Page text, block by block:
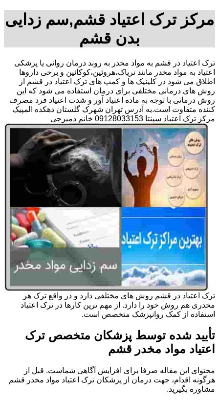
مرکز ترک اعتیاد قشم,سم زدایی
بدن قشم
ترک اعتیاد در قشم به مواد مخدر به روند درمان روانی یا پزشکی
اعتیاد به مواد مخدر مانند تریاک،هروئین،کوکائین و برخی داروها
اطلاق می شود در کلینیک ها و کمپ های ترک اعتیاد در قشم از
روش های درمانی مختلفی برای درمان استفاده می شود که این
روش درمانی با توجه به ماده اعتیاد آور و شدت اعتیاد فرد مصرف
کننده متفاوت است.به آدرس تهران شهرک گلستان دهکده المپیک
مرکز ترک اعتیاد سپنتا 09128033153 خانم دمیرچی
ترک اعتیاد در قشم روش های مختلفی دارد و در واقع ترک هر
مخدری هم روش خود را دارد. از مهم ترین کارها در ترک اعتیاد
استفاده از کمک روانپزشک متخصص است.
تأیید شده توسط پزشکان متخصص ترک
اعتیاد مواد مخدر قشم
محتوای این مقاله صرفا برای افزایش آگاهی شماست. قبل از
هرگونه اقدام، جهت درمان از پزشکان ترک اعتیاد مواد مخدر قشم
مشاوره بگیرید.